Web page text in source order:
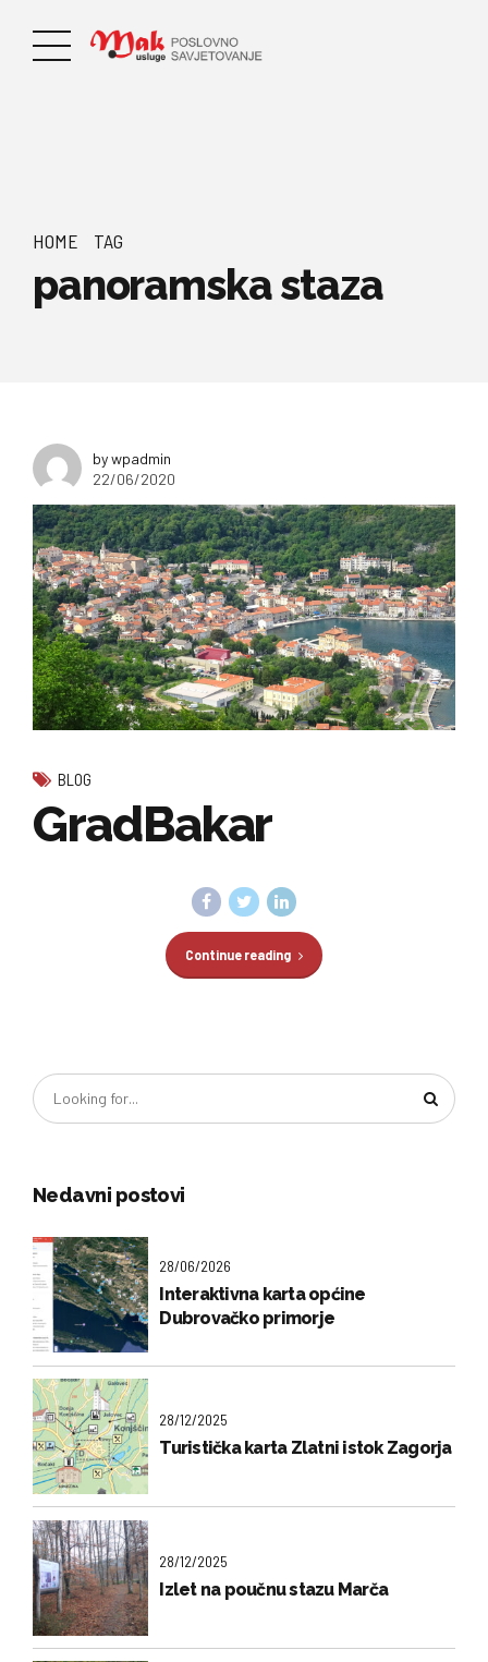
HOME TAG
panoramska staza
by wpadmin
22/06/2020
BLOG
GradBakar
Continue reading
Nedavni postovi
28/06/2026
Interaktivna karta općine
Dubrovačko primorje
28/12/2025
Turistička karta Zlatni istok Zagorja
28/12/2025
Izlet na poučnu stazu Marča